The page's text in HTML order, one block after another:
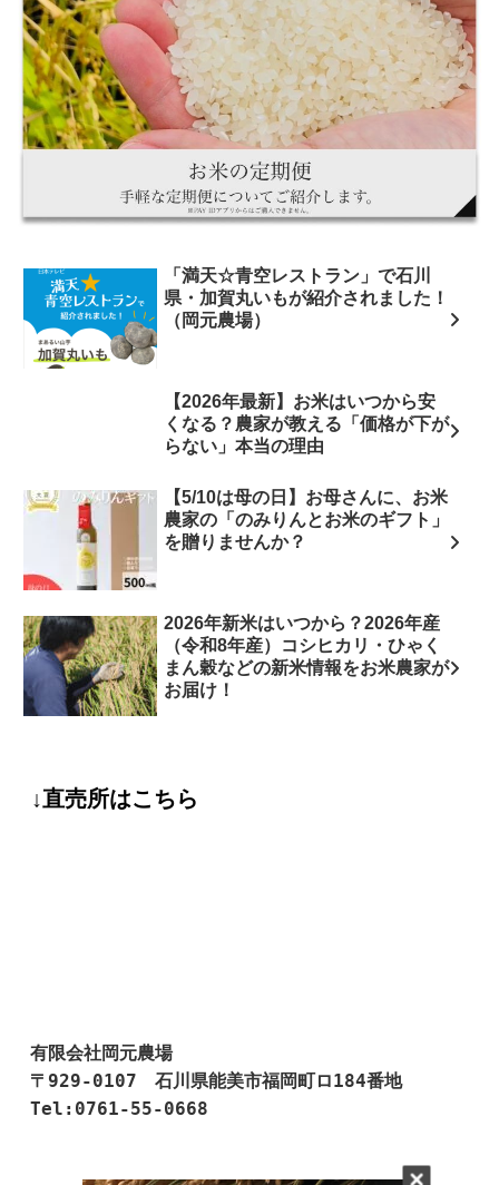
「満天☆青空レストラン」で石川
県・加賀丸いもが紹介されました！
（岡元農場）
【2026年最新】お米はいつから安
くなる？農家が教える「価格が下が
らない」本当の理由
【5/10は母の日】お母さんに、お米
農家の「のみりんとお米のギフト」
を贈りませんか？
2026年新米はいつから？2026年産
（令和8年産）コシヒカリ・ひゃく
まん穀などの新米情報をお米農家が
お届け！
↓直売所はこちら
有限会社岡元農場
〒929-0107　石川県能美市福岡町ロ184番地
Tel:0761-55-0668